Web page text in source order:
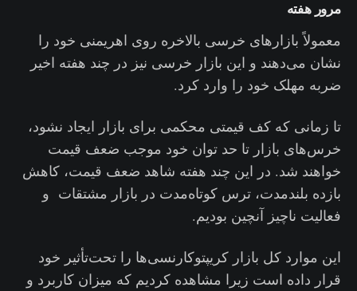
مرور هفته
معمولاً بازارهای خرسی بالاخره روی اهریمنی خود را
نشان می‌دهند و این بازار خرسی نیز در چند هفته اخیر
ضربه مهلک خود را وارد کرد.
تا زمانی که کف قیمتی محکمی برای بازار ایجاد نشود،
خرس‌های بازار تا حد توان خود موجب ضعف قیمت
خواهند شد. در این چند هفته شاهد ضعف قیمت، کاهش
بازده بلندمدت، ترس کوتاه‌مدت در بازار مشتقات و
فعالیت ناچیز آنچین بودیم.
این موارد کل بازار کریپتوکارنسی‌ها را تحت‌تأثیر خود
قرار داده است زیرا مشاهده کردیم که میزان کاربرد و